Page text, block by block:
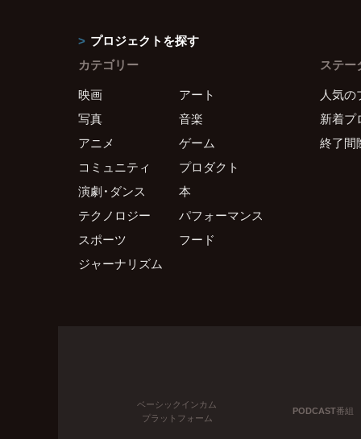
プロジェクトを探す
カテゴリー
映画
アート
写真
音楽
アニメ
ゲーム
コミュニティ
プロダクト
演劇・ダンス
本
テクノロジー
パフォーマンス
スポーツ
フード
ジャーナリズム
ステー
人気の
新着プ
終了間
ベーシックインカム
プラットフォーム
PODCAST番組